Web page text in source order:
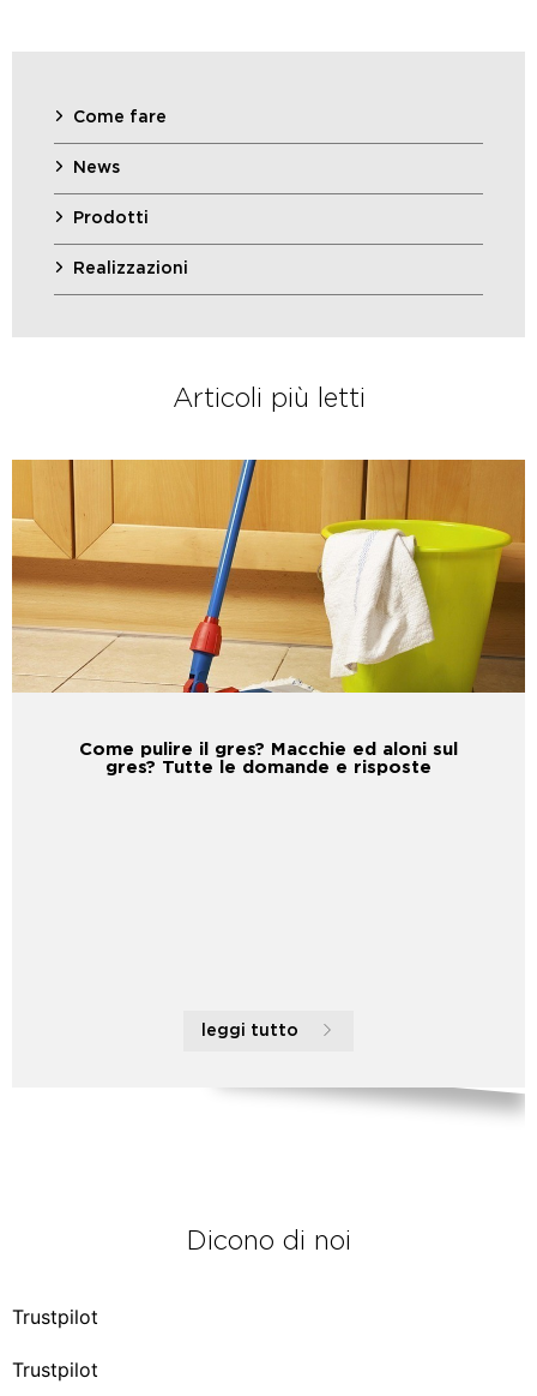
Come fare
News
Prodotti
Realizzazioni
Articoli più letti
Come pulire il gres? Macchie ed aloni sul
gres? Tutte le domande e risposte
leggi tutto
Dicono di noi
Trustpilot
Trustpilot